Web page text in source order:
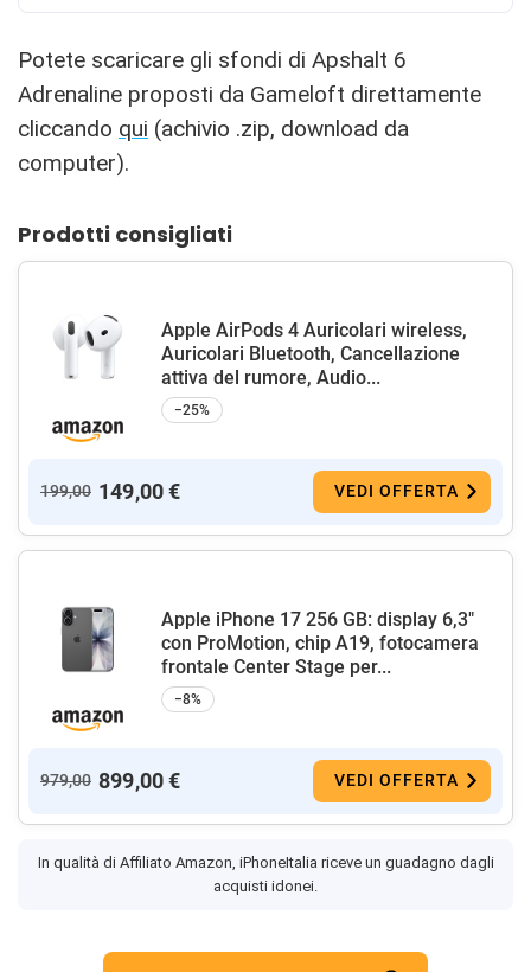
Potete scaricare gli sfondi di Apshalt 6
Adrenaline proposti da Gameloft direttamente
cliccando qui (achivio .zip, download da
computer).
Prodotti consigliati
Apple AirPods 4 Auricolari wireless,
Auricolari Bluetooth, Cancellazione
attiva del rumore, Audio...
−25%
199,00 149,00 € VEDI OFFERTA
Apple iPhone 17 256 GB: display 6,3"
con ProMotion, chip A19, fotocamera
frontale Center Stage per...
−8%
979,00 899,00 € VEDI OFFERTA
In qualità di Affiliato Amazon, iPhoneItalia riceve un guadagno dagli
acquisti idonei.